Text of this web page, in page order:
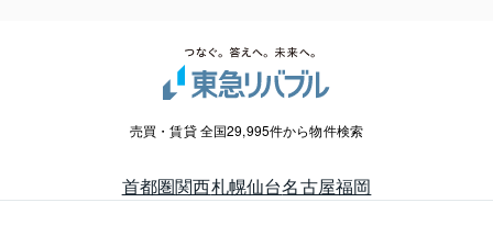
売買・賃貸 全国29,995件から物件検索
首都圏関西札幌仙台名古屋福岡